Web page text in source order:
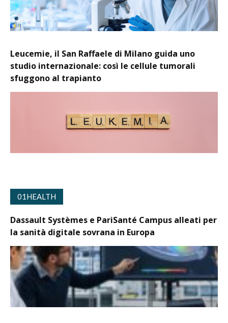
Leucemie, il San Raffaele di Milano guida uno
studio internazionale: così le cellule tumorali
sfuggono al trapianto
01HEALTH
Dassault Systèmes e PariSanté Campus alleati per
la sanità digitale sovrana in Europa